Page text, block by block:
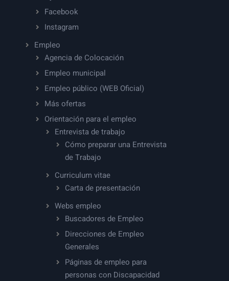
Facebook
Instagram
Empleo
Agencia de Colocación
Empleo municipal
Empleo público (WEB Oficial)
Más ofertas
Orientación para el empleo
Entrevista de trabajo
Cómo preparar una Entrevista
de Trabajo
Curriculum vitae
Carta de presentación
Webs empleo
Buscadores de Empleo
Direcciones de Empleo
Generales
Páginas de empleo para
personas con Discapacidad